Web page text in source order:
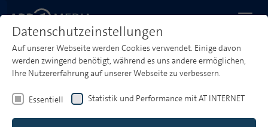
Startseite Produktwelt Tarife & Service
Tarife und Service
Hier findet du alle wichtigen Informationen rund
Datenschutzeinstellungen
Auf unserer Webseite werden Cookies verwendet. Einige davon
werden zwingend benötigt, während es uns andere ermöglichen,
Ihre Nutzererfahrung auf unserer Webseite zu verbessern.
Essentiell Statistik und Performance mit AT INTERNET